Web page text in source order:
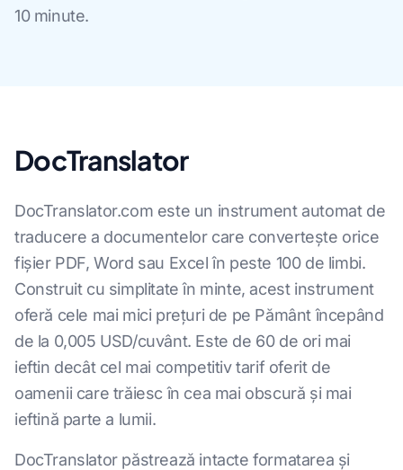
10 minute.
DocTranslator
DocTranslator.com este un instrument automat de
traducere a documentelor care convertește orice
fișier PDF, Word sau Excel în peste 100 de limbi.
Construit cu simplitate în minte, acest instrument
oferă cele mai mici prețuri de pe Pământ începând
de la 0,005 USD/cuvânt. Este de 60 de ori mai
ieftin decât cel mai competitiv tarif oferit de
oamenii care trăiesc în cea mai obscură și mai
ieftină parte a lumii.
DocTranslator păstrează intacte formatarea și